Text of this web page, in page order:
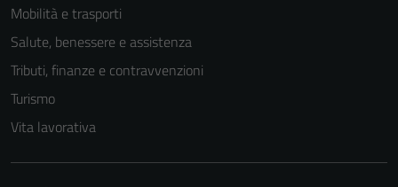
Mobilità e trasporti
Salute, benessere e assistenza
Tributi, finanze e contravvenzioni
Turismo
Vita lavorativa